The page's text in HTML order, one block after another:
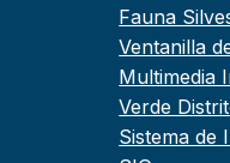
Fauna
Ventanilla
Multimedia
Verde
Sistema de